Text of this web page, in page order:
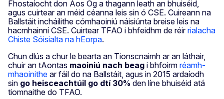
Fhostaíocht don Aos Óg a thagann leath an bhuiséid,
agus cuirtear an méid céanna leis sin ó CSE. Cuireann na
Ballstáit incháilithe cómhaoiniú náisiúnta breise leis na
hacmhainní CSE. Cuirtear TFAO i bhfeidhm de réirrialacha
Chiste Sóisialta na hEorpa.
Chun dlús a chur le bearta an Tionscnaimh ar an láthair,
chuir an tAontas maoiniú nach beag i bhfoirm réamh-
mhaoinithe ar fáil do na Ballstáit, agus in 2015 ardaíodh
sin go heisceachtúil go dtí 30% den líne bhuiséid atá
tiomnaithe do TFAO.